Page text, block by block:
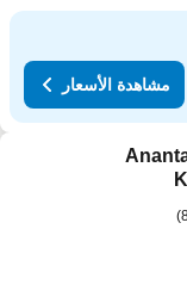
مشاهدة الأسعار